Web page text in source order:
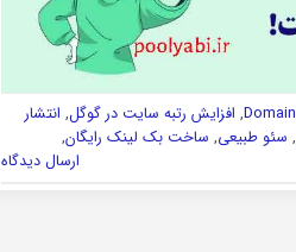
, افزایش رتبه سایت در گوگل, انتشار
, سئو طبیعی, ساخت بک لینک رایگان,
ارسال دیدگاه